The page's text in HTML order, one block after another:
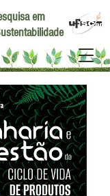
em